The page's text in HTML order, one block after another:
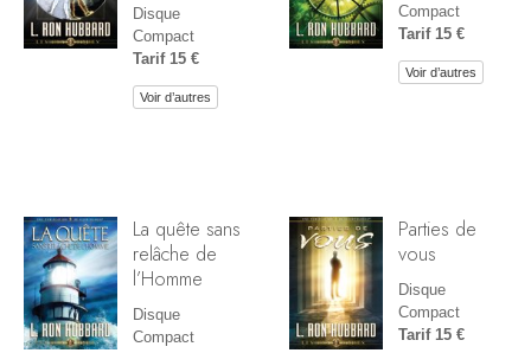
Disque
Compact
Tarif 15 €
Voir d’autres
Compact
Tarif 15 €
Voir d’autres
La quête sans
relâche de
l’Homme
Disque
Compact
Parties de
vous
Disque
Compact
Tarif 15 €